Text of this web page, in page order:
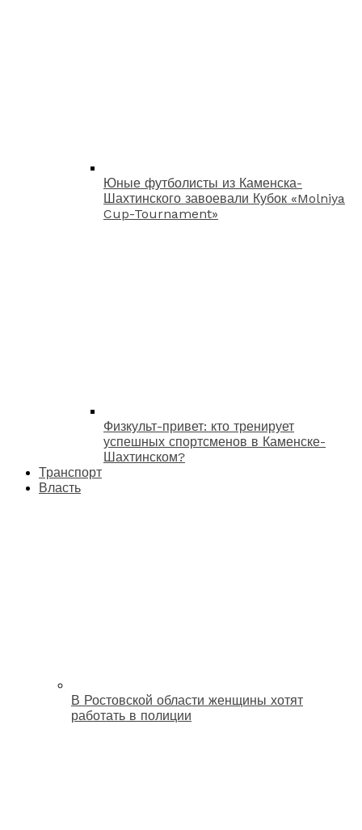
Юные футболисты из Каменска-
Шахтинского завоевали Кубок «Molniya
Cup-Tournament»
Физкульт-привет: кто тренирует
успешных спортсменов в Каменске-
Шахтинском?
Транспорт
Власть
В Ростовской области женщины хотят
работать в полиции